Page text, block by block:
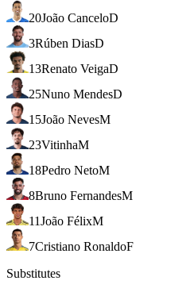
20João CanceloD
3Rúben DiasD
13Renato VeigaD
25Nuno MendesD
15João NevesM
23VitinhaM
18Pedro NetoM
8Bruno FernandesM
11João FélixM
7Cristiano RonaldoF
Substitutes